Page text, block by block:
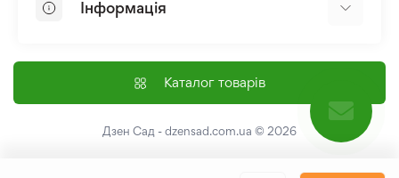
Лілія
Насіння
Інформація
Доставка і оплата
Контакти
Каталог товарів
Дзен Сад - dzensad.com.ua © 2026